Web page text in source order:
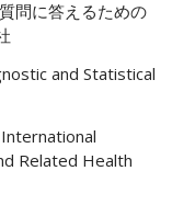
問に答えるための
and Statistical
Related Health